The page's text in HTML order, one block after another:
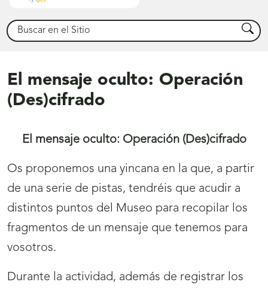
Buscar Buscar
El mensaje oculto: Operación
(Des)cifrado
El mensaje oculto: Operación (Des)cifrado
Os proponemos una yincana en la que, a partir
de una serie de pistas, tendréis que acudir a
distintos puntos del Museo para recopilar los
fragmentos de un mensaje que tenemos para
vosotros.
Durante la actividad, además de registrar los